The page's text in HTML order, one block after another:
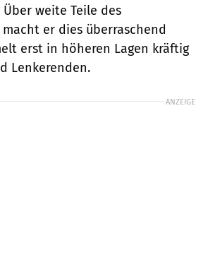
weite Teile des
er dies überraschend
erst in höheren Lagen kräftig
Lenkerenden.
ANZEIGE